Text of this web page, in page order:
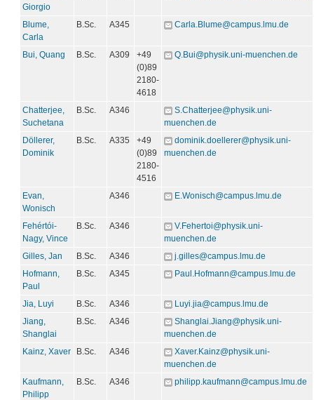
Giorgio
Blume,
Carla
B.Sc. A345 Carla.Blume@campus.lmu.de
Bui, Quang B.Sc. A309
+49
(0)89
2180-
4618
Q.Bui@physik.uni-muenchen.de
Chatterjee,
Suchetana
B.Sc. A346
S.Chatterjee@physik.uni-
muenchen.de
Döllerer,
Dominik
B.Sc. A335
+49
(0)89
2180-
4516
dominik.doellerer@physik.uni-
muenchen.de
Evan,
Wonisch
A346 E.Wonisch@campus.lmu.de
Fehértói-
Nagy, Vince
B.Sc. A346
V.Fehertoi@physik.uni-
muenchen.de
Gilles, Jan
B.Sc. A346
j.gilles@campus.lmu.de
Hofmann,
Paul
B.Sc. A345 Paul.Hofmann@campus.lmu.de
Jia, Luyi B.Sc. A346
Luyi.jia@campus.lmu.de
Jiang,
Shanglai
B.Sc. A346
Shanglai.Jiang@physik.uni-
muenchen.de
Kainz, Xaver
B.Sc. A346
Xaver.Kainz@physik.uni-
muenchen.de
Kaufmann,
Philipp
B.Sc. A346 philipp.kaufmann@campus.lmu.de